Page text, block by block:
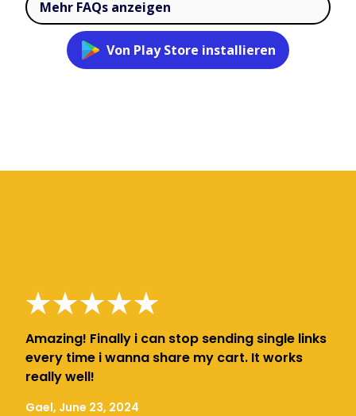
Mehr FAQs anzeigen
Von Play Store installieren
Amazing! Finally i can stop sending single links
every time i wanna share my cart. It works
really well!
Gael, June 23, 2024